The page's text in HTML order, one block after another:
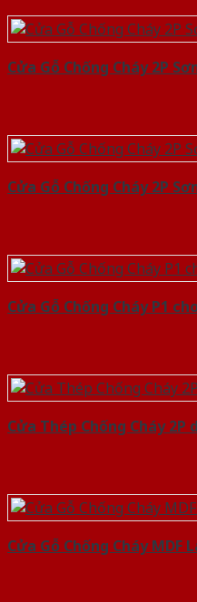
Cửa Gỗ Chống Cháy 2P
Cửa Gỗ Chống Cháy 2P
Cửa Gỗ Chống Cháy P1
Cửa Thép Chống Cháy 2P
Cửa Gỗ Chống Cháy MDF